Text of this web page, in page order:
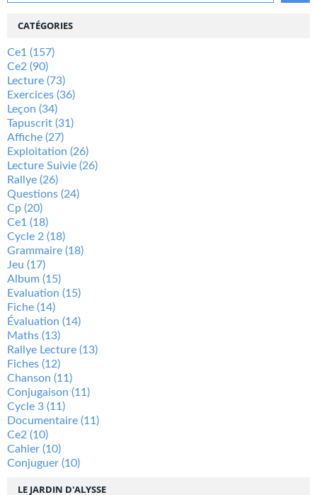
LE JARDIN D'ALYSSE
CATÉGORIES
Ce1 (157)
Ce2 (90)
Lecture (73)
Exercices (36)
Leçon (34)
Tapuscrit (31)
Affiche (27)
Exploitation (26)
Lecture Suivie (26)
Rallye (26)
Questions (24)
Cp (20)
Ce1 (18)
Cycle 2 (18)
Grammaire (18)
Jeu (17)
Album (15)
Evaluation (15)
Fiche (14)
Évaluation (14)
Maths (13)
Rallye Lecture (13)
Fiches (12)
Chanson (11)
Conjugaison (11)
Cycle 3 (11)
Documentaire (11)
Ce2 (10)
Cahier (10)
Conjuguer (10)